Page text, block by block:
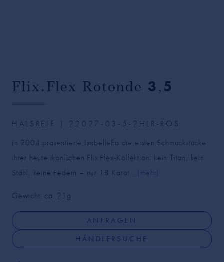
Flix.Flex Rotonde 3 ,5
HALSREIF | 22027-03-5-2HLR-ROS
In 2004 präsentierte IsabelleFa die ersten Schmuckstücke
ihrer heute ikonischen Flix.Flex-Kollektion: kein Titan, kein
Stahl, keine Federn – nur 18 Karat
...(mehr)
Gewicht: ca. 21 g
ANFRAGEN
HÄNDLERSUCHE